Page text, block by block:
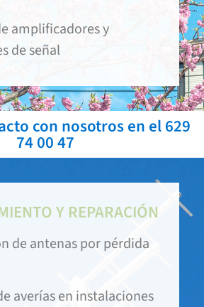
amplificadores y
de señal
con nosotros en el 629
74 00 47
Y REPARACIÓN
de antenas por pérdida
averías en instalaciones